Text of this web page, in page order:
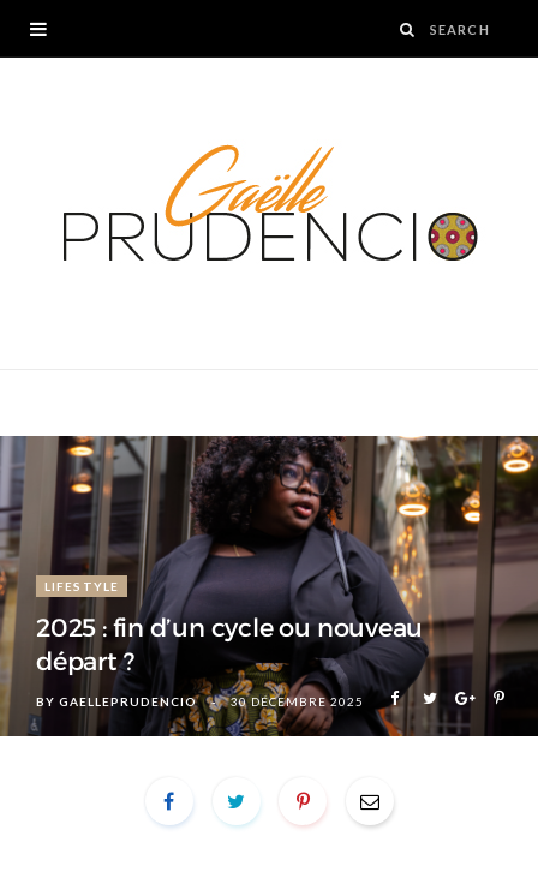
LIFESTYLE
2025 : fin d’un cycle ou nouveau
départ ?
BY GAELLEPRUDENCIO 30 DÉCEMBRE 2025